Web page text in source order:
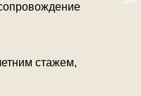
стажем,